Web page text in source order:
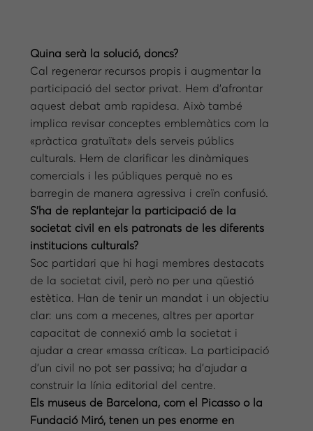
Quina serà la solució, doncs?
Cal regenerar recursos propis i augmentar la
participació del sector privat. Hem d’afrontar
aquest debat amb rapidesa. Això també
implica revisar conceptes emblemàtics com la
«pràctica gratuïtat» dels serveis públics
culturals. Hem de clarificar les dinàmiques
comercials i les públiques perquè no es
barregin de manera agressiva i creïn confusió.
S’ha de replantejar la participació de la
societat civil en els patronats de les diferents
institucions culturals?
Soc partidari que hi hagi membres destacats
de la societat civil, però no per una qüestió
estètica. Han de tenir un mandat i un objectiu
clar: uns com a mecenes, altres per aportar
capacitat de connexió amb la societat i
ajudar a crear «massa crítica». La participació
d’un civil no pot ser passiva; ha d’ajudar a
construir la línia editorial del centre.
Els museus de Barcelona, com el Picasso o la
Fundació Miró, tenen un pes enorme en